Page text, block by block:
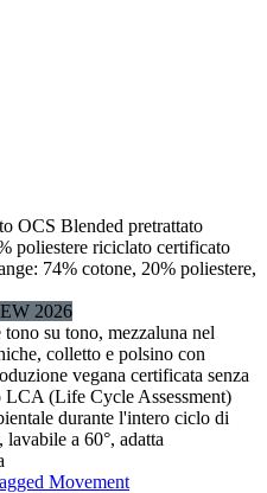
OCS Blended pretrattato
poliestere riciclato certificato
74% cotone, 20% poliestere,
2026
su tono, mezzaluna nel
colletto e polsino con
vegana certificata senza
LCA (Life Cycle Assessment)
durante l'intero ciclo di
a 60°, adatta
Movement